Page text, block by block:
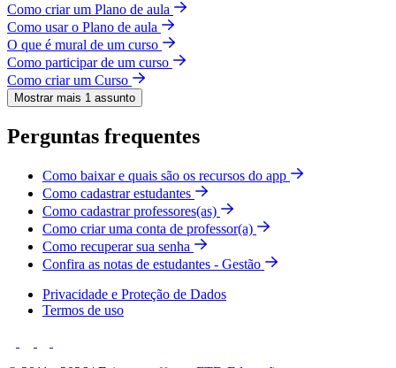
Como criar um Plano de aula
Como usar o Plano de aula
O que é mural de um curso
Como participar de um curso
Como criar um Curso
Mostrar mais 1 assunto
Perguntas frequentes
Como baixar e quais são os recursos do app
Como cadastrar estudantes
Como cadastrar professores(as)
Como criar uma conta de professor(a)
Como recuperar sua senha
Confira as notas de estudantes - Gestão
Privacidade e Proteção de Dados
Termos de uso